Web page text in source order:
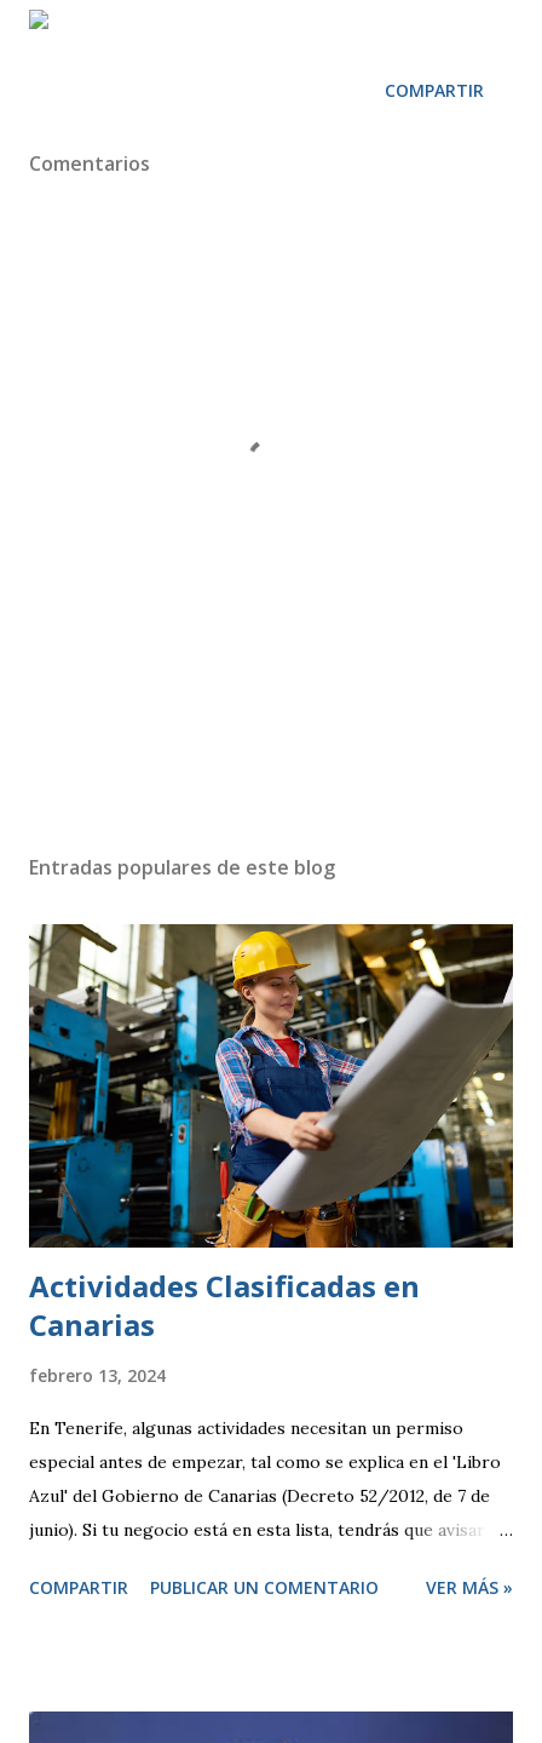
COMPARTIR
Comentarios
Entradas populares de este blog
Actividades Clasificadas en
Canarias
febrero 13, 2024
En Tenerife, algunas actividades necesitan un permiso
especial antes de empezar, tal como se explica en el 'Libro
Azul' del Gobierno de Canarias (Decreto 52/2012, de 7 de
junio). Si tu negocio está en esta lista, tendrás que avisar
específica. Por otro lado, hay otras actividades que se
COMPARTIR PUBLICAR UN COMENTARIO VER MÁS »